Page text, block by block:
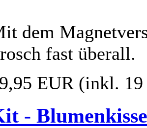
dem
fast überall.
EUR (inkl.
-